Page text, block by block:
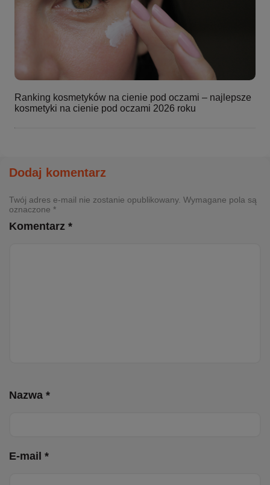
Ranking kosmetyków na cienie pod oczami – najlepsze
kosmetyki na cienie pod oczami 2026 roku
Dodaj komentarz
Twój adres e-mail nie zostanie opublikowany. Wymagane pola są
oznaczone *
Komentarz *
Nazwa *
E-mail *